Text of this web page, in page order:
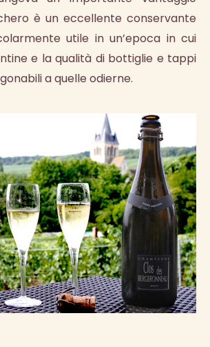
è un eccellente conservante
utile in un’epoca in cui
e la qualità di bottiglie e tappi
a quelle odierne.